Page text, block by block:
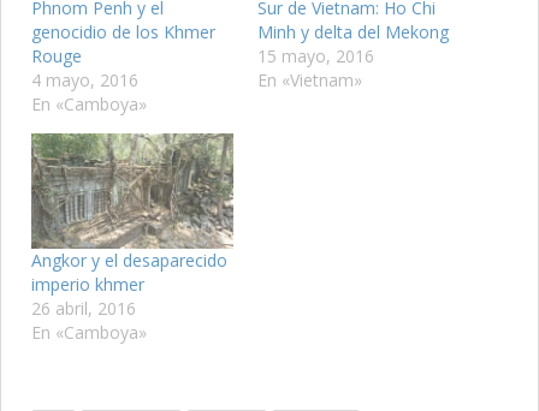
Phnom Penh y el
genocidio de los Khmer
Rouge
4 mayo, 2016
En «Camboya»
Sur de Vietnam: Ho Chi
Minh y delta del Mekong
15 mayo, 2016
En «Vietnam»
Angkor y el desaparecido
imperio khmer
26 abril, 2016
En «Camboya»